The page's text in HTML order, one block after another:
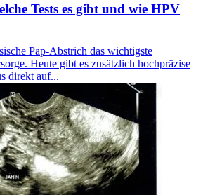
Tests es gibt und wie HPV
Pap-Abstrich das wichtigste
Heute gibt es zusätzlich hochpräzise
direkt auf...